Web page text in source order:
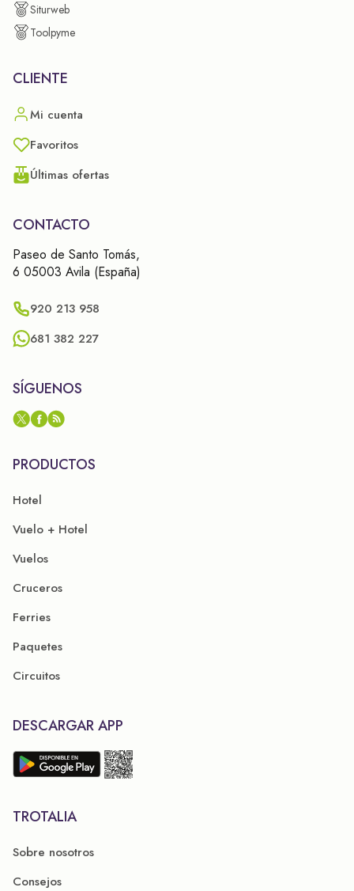
Siturweb
Toolpyme
CLIENTE
Mi cuenta
Favoritos
Últimas ofertas
CONTACTO
Paseo de Santo Tomás,
6 05003 Avila (España)
920 213 958
681 382 227
SÍGUENOS
PRODUCTOS
Hotel
Vuelo + Hotel
Vuelos
Cruceros
Ferries
Paquetes
Circuitos
DESCARGAR APP
TROTALIA
Sobre nosotros
Consejos